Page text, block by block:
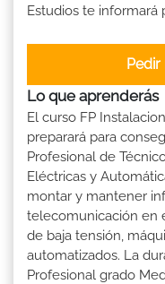
Estudios te
Lo que aprenderás
El curso FP
preparará para
Profesional de
Eléctricas y
montar y mantener
telecomunicación en
de baja tensión,
automatizados. La
Profesional grado